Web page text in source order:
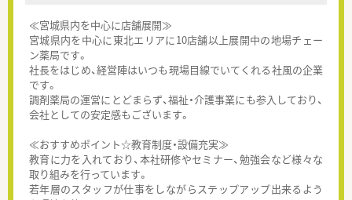
≪宮城県内を中心に店舗展開≫
宮城県内を中心に東北エリアに10店舗以上展開中の地場チェー
ン薬局です。
社長をはじめ、経営陣はいつも現場目線でいてくれる社風の企業
です。
調剤薬局の運営にとどまらず、福祉・介護事業にも参入しており、
会社としての安定感もございます。
≪おすすめポイント☆教育制度・設備充実≫
教育に力を入れており、本社研修やセミナー、勉強会など様々な
取り組みを行っています。
若年層のスタッフが仕事をしながらステップアップ出来るよう